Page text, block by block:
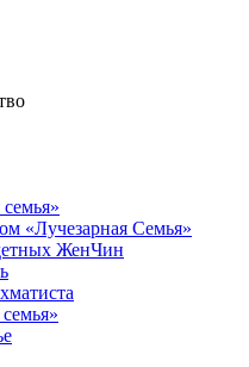
«Лучезарная Семья»
ЖенЧин